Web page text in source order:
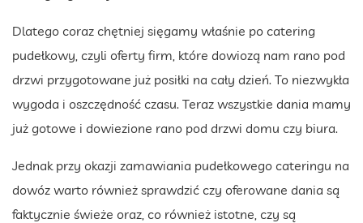
Dlatego coraz chętniej sięgamy właśnie po catering
pudełkowy, czyli oferty firm, które dowiozą nam rano pod
drzwi przygotowane już posiłki na cały dzień. To niezwykła
wygoda i oszczędność czasu. Teraz wszystkie dania mamy
już gotowe i dowiezione rano pod drzwi domu czy biura.
Jednak przy okazji zamawiania pudełkowego cateringu na
dowóz warto również sprawdzić czy oferowane dania są
faktycznie świeże oraz, co również istotne, czy są